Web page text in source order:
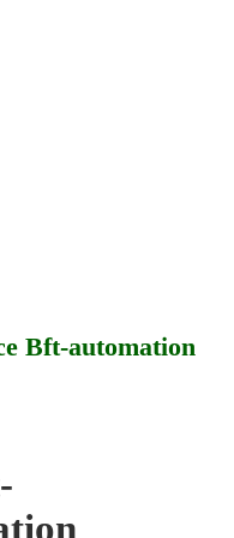
Bft-automation
Ecommerce